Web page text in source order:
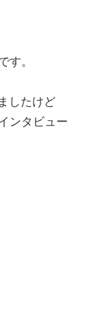
す。
したけど
ンタビュー